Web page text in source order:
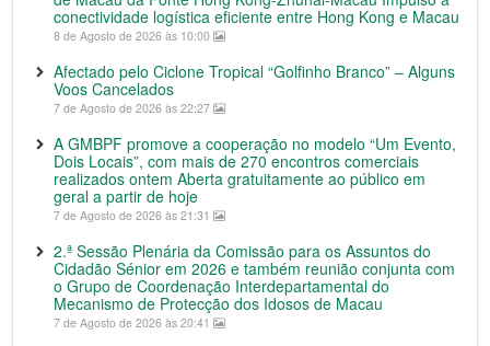
conectividade logística eficiente entre Hong Kong e Macau
8 de Agosto de 2026 às 10:00
Afectado pelo Ciclone Tropical “Golfinho Branco” – Alguns
Voos Cancelados
7 de Agosto de 2026 às 22:27
A GMBPF promove a cooperação no modelo “Um Evento,
Dois Locais”, com mais de 270 encontros comerciais
realizados ontem Aberta gratuitamente ao público em
geral a partir de hoje
7 de Agosto de 2026 às 21:31
2.ª Sessão Plenária da Comissão para os Assuntos do
Cidadão Sénior em 2026 e também reunião conjunta com
o Grupo de Coordenação Interdepartamental do
Mecanismo de Protecção dos Idosos de Macau
7 de Agosto de 2026 às 20:41